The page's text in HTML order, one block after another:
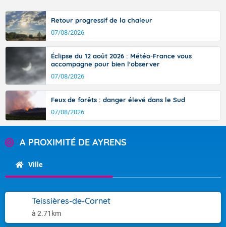
Retour progressif de la chaleur
07/08/2026
Éclipse du 12 août 2026 : Météo-France vous
accompagne pour bien l'observer
07/08/2026
Feux de forêts : danger élevé dans le Sud
07/08/2026
A PROXIMITÉ DE AYRENS
Ville
Teissières-de-Cornet
à 2.71km